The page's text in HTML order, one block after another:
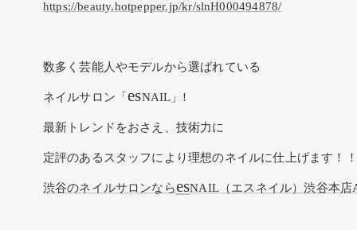
https://beauty.hotpepper.jp/kr/slnH000494878/
数多く芸能人やモデルから選ばれている
ネイルサロン「esNAIL」!
最新トレンドをおさえ、技術力に
定評のあるスタッフにより理想のネイルに仕上げます！！
渋谷のネイルサロンならesNAIL（エスネイル）渋谷本店